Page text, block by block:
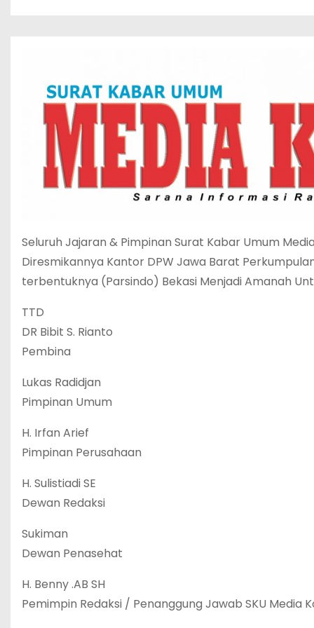
Seluruh Jajaran & Pimpinan Surat Kabar Umum
Diresmikannya Kantor DPW Jawa Barat
terbentuknya (Parsindo) Bekasi Menjadi Amanah
TTD
DR Bibit S. Rianto
Pembina
Lukas Radidjan
Pimpinan Umum
H. Irfan Arief
Pimpinan Perusahaan
H. Sulistiadi SE
Dewan Redaksi
Sukiman
Dewan Penasehat
H. Benny .AB SH
Pemimpin Redaksi / Penanggung Jawab SKU